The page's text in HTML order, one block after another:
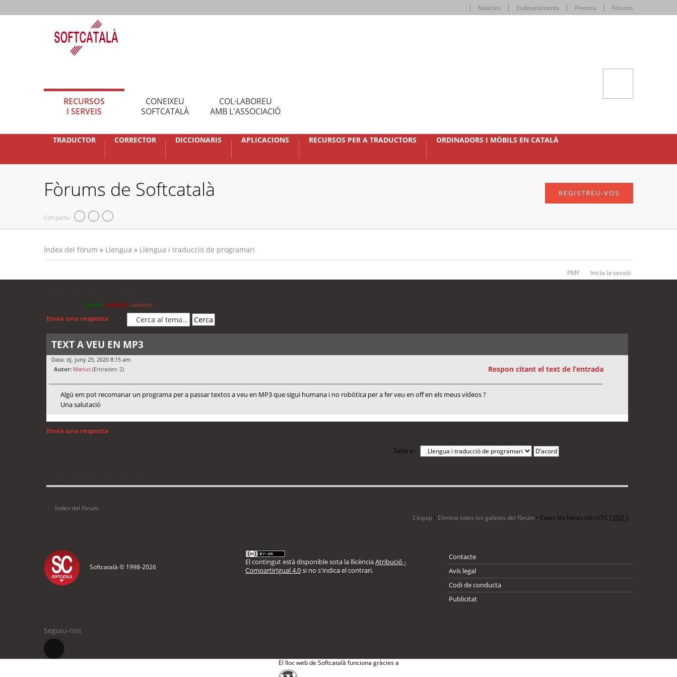
Notícies Esdeveniments Premsa Fòrums
RECURSOS
I SERVEIS
CONEIXEU
SOFTCATALÀ
COL·LABOREU
AMB L'ASSOCIACIÓ
TRADUCTOR CORRECTOR DICCIONARIS APLICACIONS RECURSOS PER A TRADUCTORS ORDINADORS I MÒBILS EN CATALÀ
Fòrums de Softcatalà
Compartiu
REGISTREU-VOS
Índex del fòrum » Llengua » Llengua i traducció de programari
PMF Inicia la sessió
jordis cubells xavivars
Envia una resposta
TEXT A VEU EN MP3
Data: dj. juny 25, 2020 8:15 am
Autor: Marius (Entrades: 2) Respon citant el text de l’entrada
Algú em pot recomanar un programa per a passar textos a veu en MP3 que sigui humana i no robòtica per a fer veu en off en els meus vídeos ?
Una salutació
Envia una resposta
Salta a :
Índex del fòrum
L’equip • Elimina totes les galetes del fòrum • Totes les hores són UTC [ DST]
Softcatalà © 1998-2026
El contingut està disponible sota la llicènciaAtribució -
CompartirIgual 4.0si no s'indica el contrari.
Contacte
Avís legal
Codi de conducta
Publicitat
Seguiu-nos
El lloc web de Softcatalà funciona gràcies a